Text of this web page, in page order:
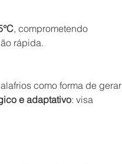
, comprometendo
rápida.
como forma de gerar
e adaptativo: visa